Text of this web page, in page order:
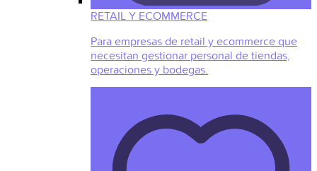
RETAIL Y ECOMMERCE
Para empresas de retail y ecommerce que
necesitan gestionar personal de tiendas,
operaciones y bodegas.